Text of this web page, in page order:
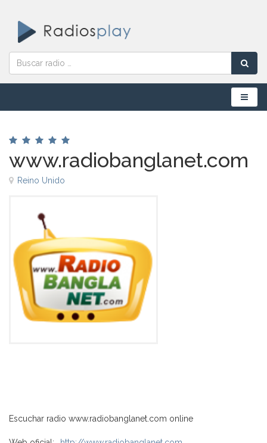
Menú
www.radiobanglanet.com
Reino Unido
Escuchar radio www.radiobanglanet.com online